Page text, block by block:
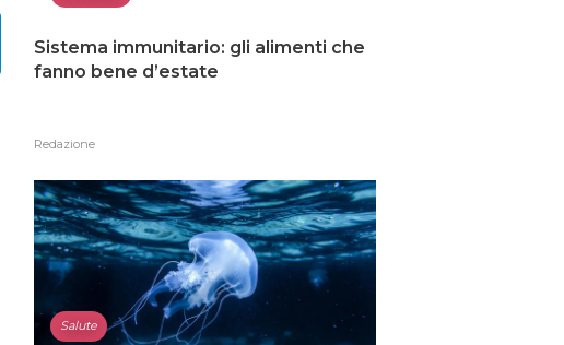
Sistema immunitario: gli alimenti che
fanno bene d’estate
Redazione
Salute